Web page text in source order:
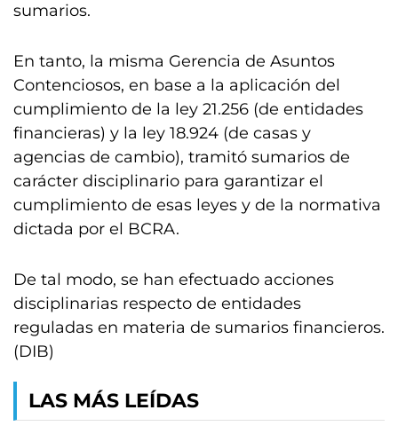
sumarios.
En tanto, la misma Gerencia de Asuntos
Contenciosos, en base a la aplicación del
cumplimiento de la ley 21.256 (de entidades
financieras) y la ley 18.924 (de casas y
agencias de cambio), tramitó sumarios de
carácter disciplinario para garantizar el
cumplimiento de esas leyes y de la normativa
dictada por el BCRA.
De tal modo, se han efectuado acciones
disciplinarias respecto de entidades
reguladas en materia de sumarios financieros.
(DIB)
LAS MÁS LEÍDAS